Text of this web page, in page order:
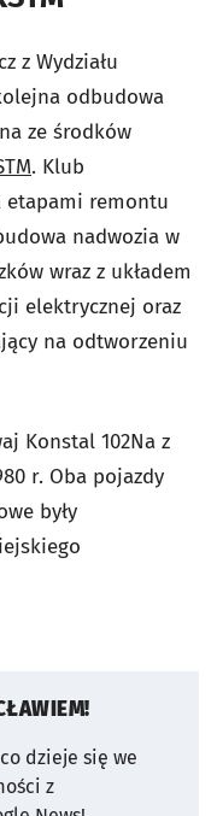
z Wydziału
odbudowa
ze środków
. Klub
etapami remontu
nadwozia w
wraz z układem
elektrycznej oraz
na odtworzeniu
Konstal 102Na z
r. Oba pojazdy
były
dzieje się we
z